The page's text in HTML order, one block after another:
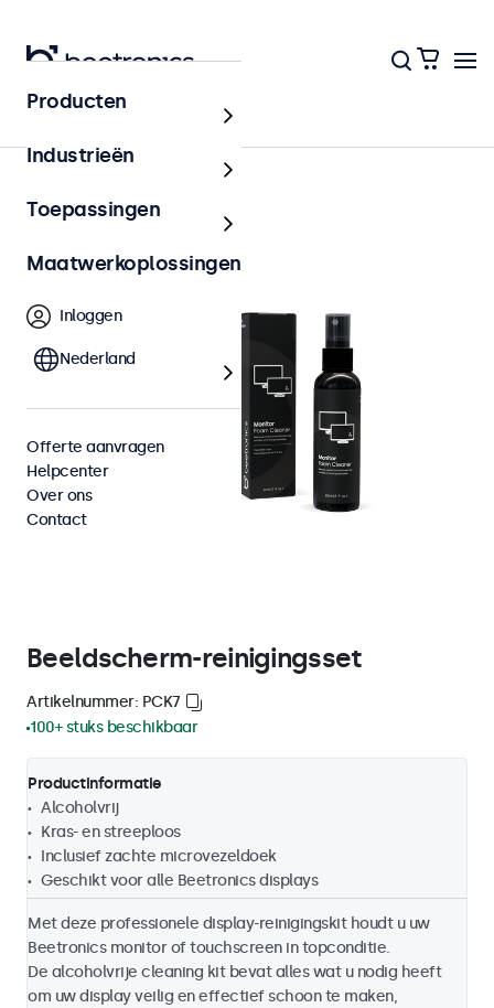
Beeldscherm-reinigingsset
Artikelnummer: PCK7
100+ stuks beschikbaar
Productinformatie
Alcoholvrij
Kras- en streeploos
Inclusief zachte microvezeldoek
Geschikt voor alle Beetronics displays
Met deze professionele display-reinigingskit houdt u uw
Beetronics monitor of touchscreen in topconditie.
De alcoholvrije cleaning kit bevat alles wat u nodig heeft
om uw display veilig en effectief schoon te maken,
Producten
Industrieën
Toepassingen
Maatwerkoplossingen
Inloggen
Nederland
Offerte aanvragen
Helpcenter
Over ons
Contact